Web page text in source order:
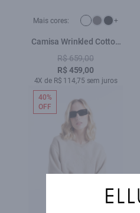
Mais cores: +
Camisa Wrinkled Cotton
Slim Branco
R$ 659,00
R$ 459,00
4X de R$ 114,75 sem juros
40%
OFF